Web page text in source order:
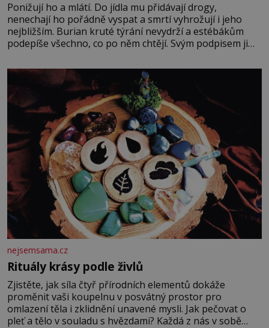
Ponižují ho a mlátí. Do jídla mu přidávají drogy,
nenechají ho pořádně vyspat a smrtí vyhrožují i jeho
nejbližším. Burian kruté týrání nevydrží a estébákům
podepíše všechno, co po něm chtějí. Svým podpisem jim
fyzický ani psychický nátlak. Syn brněnského řezníka
chce být knězem a
nejsemsama.cz
Rituály krásy podle živlů
Zjistěte, jak síla čtyř přírodních elementů dokáže
proměnit vaši koupelnu v posvátný prostor pro
omlazení těla i zklidnění unavené mysli. Jak pečovat o
pleť a tělo v souladu s hvězdami? Každá z nás v sobě